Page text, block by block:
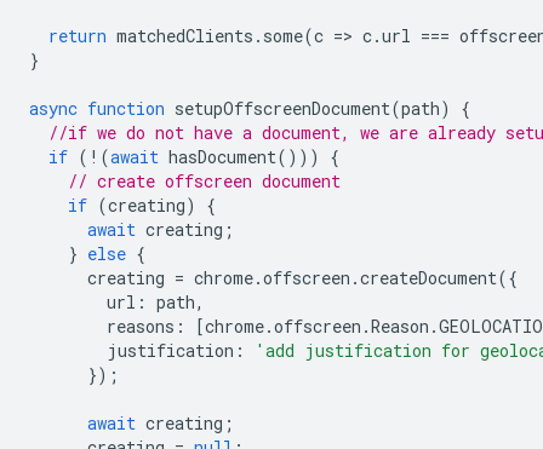
return matchedClients . some(c => c.url ===
}
async function setupOffscreenDocument(path)
{
//if we do not have a document, we are already
if ( ! (await hasDocument()))
{
// create offscreen document
if (creating)
{
await creating ;
} else {
creating = chrome.offscreen .createDocument({
url : path,
reasons : [chrome.offscreen .Reason .
justification :
'add justification for
});
await creating ;